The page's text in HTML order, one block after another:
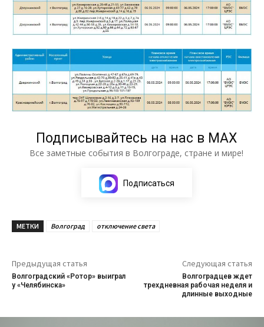
Подписывайтесь на нас в МАХ
Все заметные события в Волгограде, стране и мире!
Подписаться
МЕТКИ Волгоград отключение света
Предыдущая статья
Волгоградский «Ротор» выиграл
у «Челябинска»
Следующая статья
Волгоградцев ждет
трехдневная рабочая неделя и
длинные выходные